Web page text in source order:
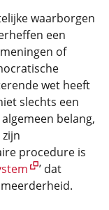
waarborgen
een
of
wet heeft
slechts een
belang,
procedure is
’ dat